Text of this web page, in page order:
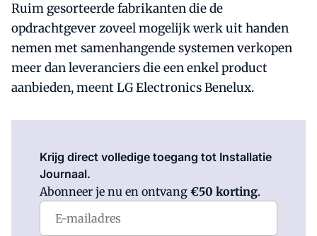
Ruim gesorteerde fabrikanten die de
opdrachtgever zoveel mogelijk werk uit handen
nemen met samenhangende systemen verkopen
meer dan leveranciers die een enkel product
aanbieden, meent LG Electronics Benelux.
Krijg direct volledige toegang tot Installatie
Journaal.
Abonneer je nu en ontvang €50 korting.